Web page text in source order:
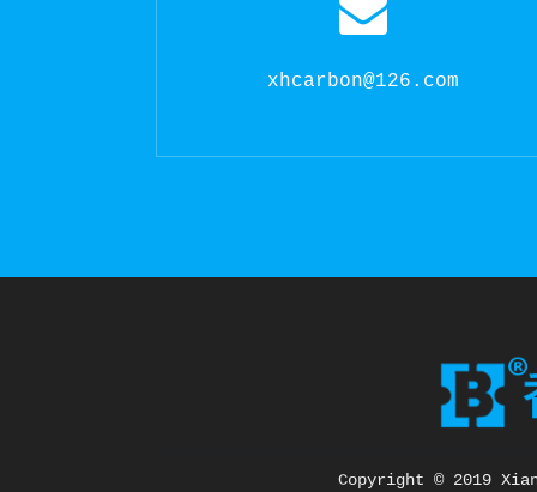
xhcarbon@126.com
Copyright © 2019